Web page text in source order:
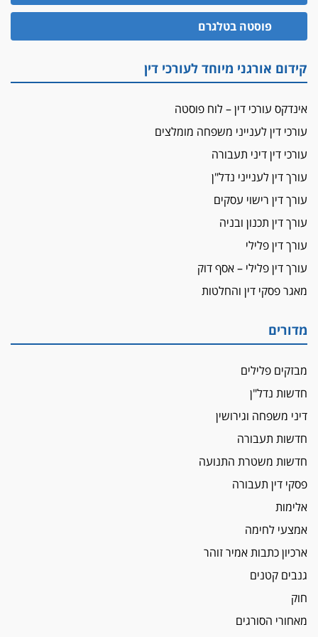
מאסר לעורך הדין
מאסר בפועל לעו"ד מהצפון שהגיש תביעות
פיקטיביות בשם פלסטינים
על המידתיות
ביה"ד המשמעתי ביטל השעיה לצמיתות של
אשם
עו"ד הלל בבייב הורשע בהונאת עשרות לקוחות,
ההסדר: 7-9 שנות מאסר
דין ומקרקעין
עורך דין ברמת השרון נחקר בחשד למרמה בעסקת
"אני מכינה 5-6 ג'וינטים ביום"
תובעת משטרתית פוטרה בחשד לעישון סמים
שנחשף בפעילות בלשים בטלגרם
לא בכל יום
הכנסת אישרה
איבה
איתות מירושלים
יו"ר המחוז צ'צ'קס מכנס ישיבה להדחת
מחאת הפרקליטים והסנגורים
עם השופטים
הביקורת חוגגת
מבקר לשכת עורכי הדין בתביעה נגד "איכות
נכנס לאינדקס
לפני נקיטת צעדים
פוסטה בטלגרם
קידום אורגני מיוחד לעורכי דין
אינדקס עורכי דין – לוח פוסטה
עורכי דין לענייני משפחה מומלצים
עורכי דין דיני תעבורה
עורך דין לענייני נדל"ן
עורך דין רישוי עסקים
עורך דין תכנון ובניה
עורך דין פלילי
עורך דין פלילי – אסף דוק
מאגר פסקי דין והחלטות
מדורים
מבזקים פלילים
חדשות נדל"ן
דיני משפחה וגירושין
חדשות תעבורה
חדשות משטרת התנועה
פסקי דין תעבורה
אלימות
אמצעי לחימה
ארכיון כתבות אמיר זוהר
גנבים קטנים
חוק
מאחורי הסורגים